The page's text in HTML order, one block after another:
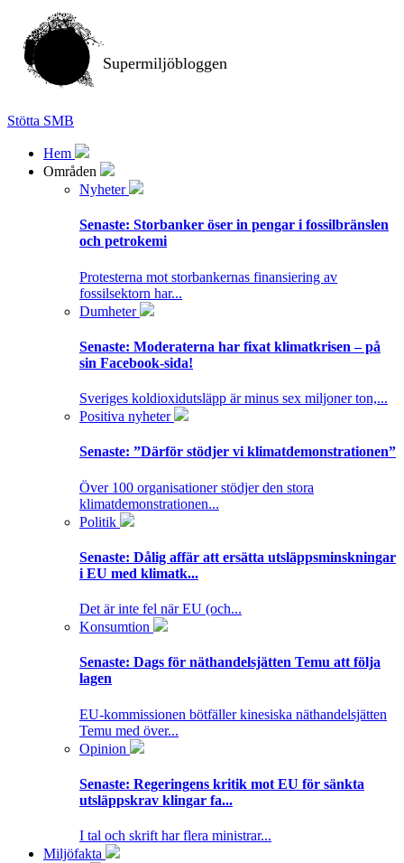
Supermiljöbloggen
Stötta SMB
Hem
Områden
Nyheter
Senaste: Storbanker öser in pengar i fossilbränslen
och petrokemi
Protesterna mot storbankernas finansiering av
fossilsektorn har...
Dumheter
Senaste: Moderaterna har fixat klimatkrisen – på
sin Facebook-sida!
Sveriges koldioxidutsläpp är minus sex miljoner ton,...
Positiva nyheter
Senaste: ”Därför stödjer vi klimatdemonstrationen”
Över 100 organisationer stödjer den stora
klimatdemonstrationen...
Politik
Senaste: Dålig affär att ersätta utsläppsminskningar
i EU med klimatk...
Det är inte fel när EU (och...
Konsumtion
Senaste: Dags för näthandelsjätten Temu att följa
lagen
EU-kommissionen bötfäller kinesiska näthandelsjätten
Temu med över...
Opinion
Senaste: Regeringens kritik mot EU för sänkta
utsläppskrav klingar fa...
I tal och skrift har flera ministrar...
Miljöfakta